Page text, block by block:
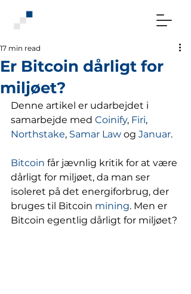
Er Bitcoin dårligt for
miljøet?
17 min read
Denne artikel er udarbejdet i
samarbejde med Coinify, Firi,
Northstake, Samar Law og Januar.
Bitcoin får jævnlig kritik for at være
dårligt for miljøet, da man ser
isoleret på det energiforbrug, der
bruges til Bitcoin mining. Men er
Bitcoin egentlig dårligt for miljøet?